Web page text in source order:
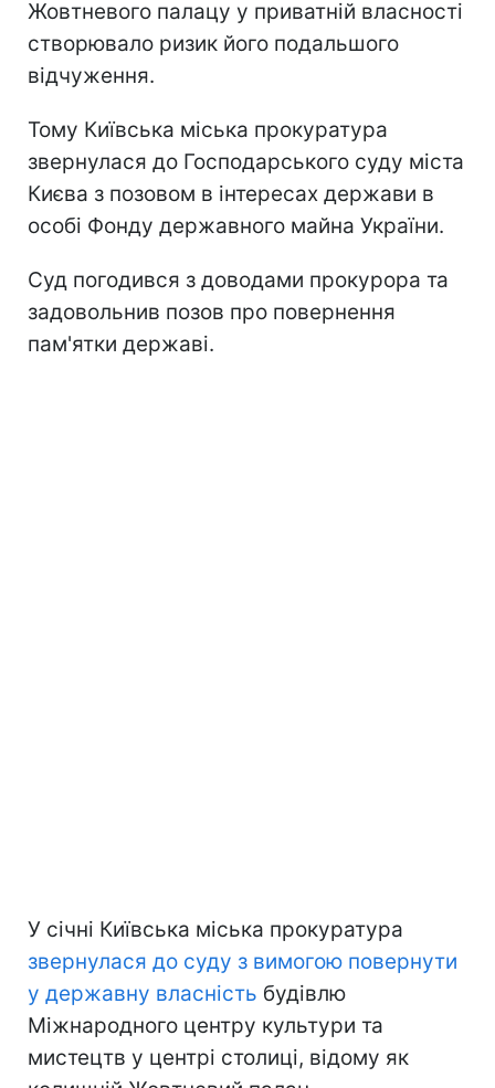
Жовтневого палацу у приватній власності
створювало ризик його подальшого
відчуження.
Тому Київська міська прокуратура
звернулася до Господарського суду міста
Києва з позовом в інтересах держави в
особі Фонду державного майна України.
Суд погодився з доводами прокурора та
задовольнив позов про повернення
пам'ятки державі.
У січні Київська міська прокуратура
звернулася до суду з вимогою повернути
у державну власність будівлю
Міжнародного центру культури та
мистецтв у центрі столиці, відому як